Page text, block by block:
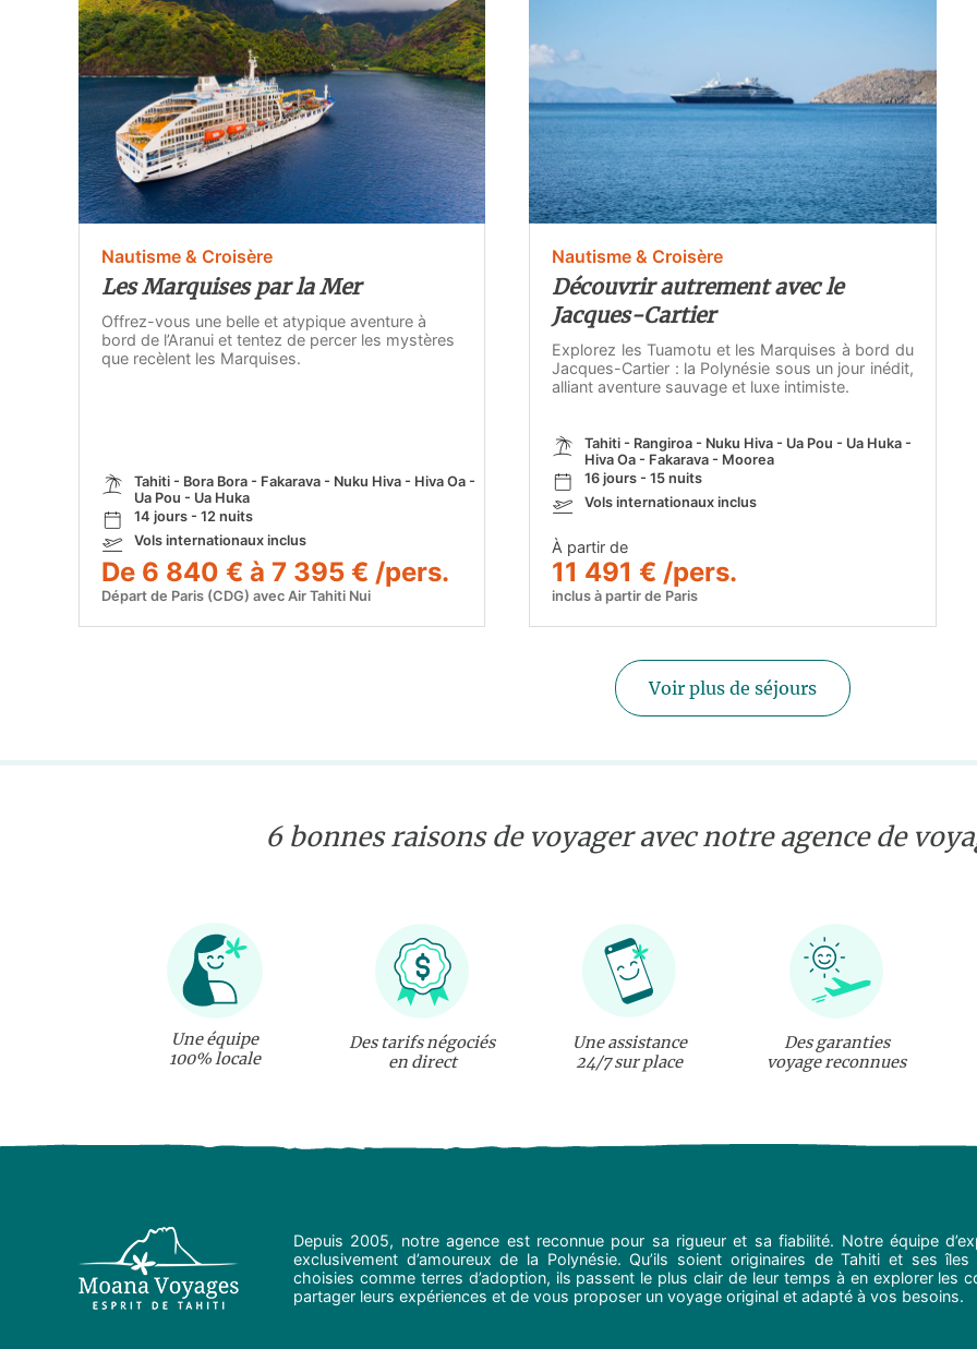
Nautisme & Croisère
Les Marquises par la Mer
Offrez-vous une belle et atypique aventure à
bord de l’Aranui et tentez de percer les mystères
que recèlent les Marquises.
Tahiti - Bora Bora - Fakarava - Nuku Hiva - Hiva Oa -
Ua Pou - Ua Huka
14 jours - 12 nuits
Vols internationaux inclus
De 6 840 € à 7 395 € /pers.
Départ de Paris (CDG) avec Air Tahiti Nui
Nautisme & Croisère
Découvrir autrement avec le
Jacques-Cartier
Explorez les Tuamotu et les Marquises à bord du
Jacques-Cartier : la Polynésie sous un jour inédit,
alliant aventure sauvage et luxe intimiste.
Tahiti - Rangiroa - Nuku Hiva - Ua Pou - Ua Huka -
Hiva Oa - Fakarava - Moorea
16 jours - 15 nuits
Vols internationaux inclus
À partir de
11 491 € /pers.
inclus à partir de Paris
Voir plus de séjours
6 bonnes raisons de voyager avec notre agence de
Une équipe
100% locale
Des tarifs négociés
en direct
Une assistance
24/7 sur place
Des garanties
voyage reconnues
Depuis 2005, notre agence est reconnue pour sa rigueur et sa fiabilité. Notre équipe
exclusivement d’amoureux de la Polynésie. Qu’ils soient originaires de Tahiti et ses
choisies comme terres d’adoption, ils passent le plus clair de leur temps à en explorer les
partager leurs expériences et de vous proposer un voyage original et adapté à vos besoins.